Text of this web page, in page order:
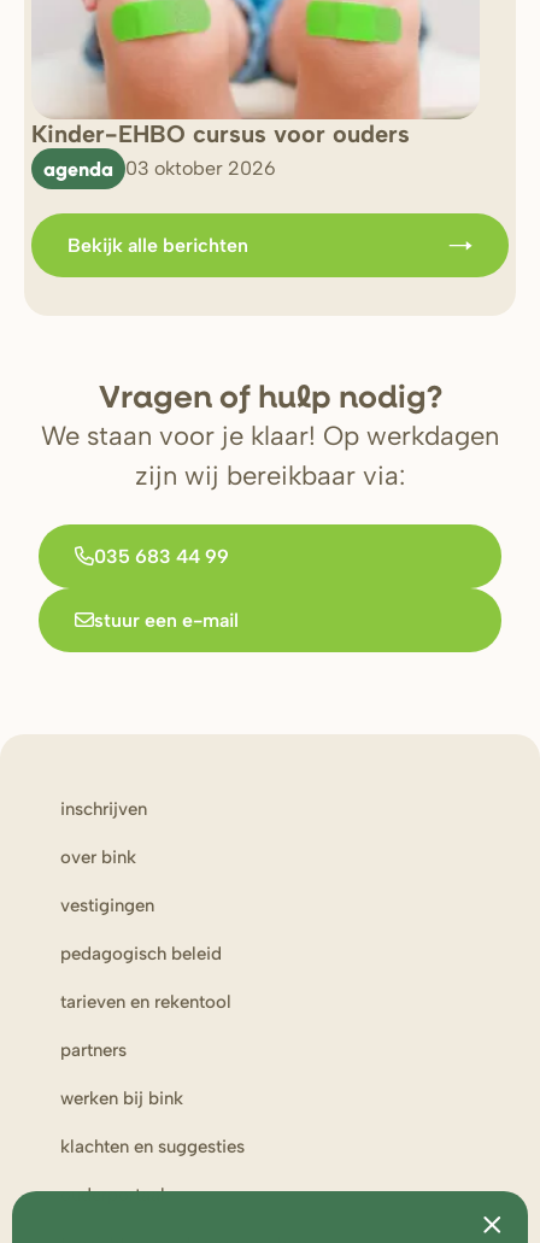
Kinder-EHBO cursus voor ouders
agenda 03 oktober 2026
Bekijk alle berichten
Vragen of hulp nodig?
We staan voor je klaar! Op werkdagen
zijn wij bereikbaar via:
035 683 44 99
stuur een e-mail
inschrijven
over bink
vestigingen
pedagogisch beleid
tarieven en rekentool
partners
werken bij bink
klachten en suggesties
ouderportaal